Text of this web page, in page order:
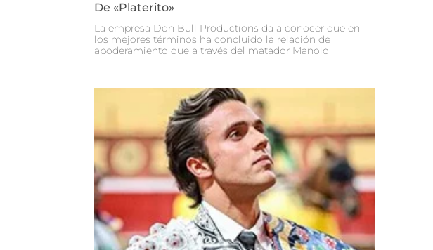
De «Platerito»
La empresa Don Bull Productions da a conocer que en
los mejores términos ha concluido la relación de
apoderamiento que a través del matador Manolo